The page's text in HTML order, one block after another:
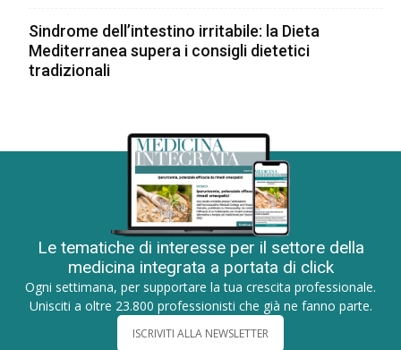
Sindrome dell’intestino irritabile: la Dieta
Mediterranea supera i consigli dietetici
tradizionali
Le tematiche di interesse per il settore della
medicina integrata a portata di click
Ogni settimana, per supportare la tua crescita professionale.
Unisciti a oltre 23.800 professionisti che già ne fanno parte.
ISCRIVITI ALLA NEWSLETTER